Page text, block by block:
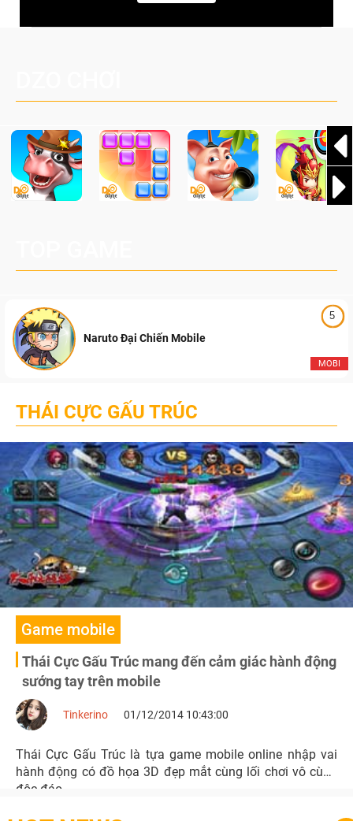
5
MOBI
Naruto Đại Chiến Mobile
THÁI CỰC GẤU TRÚC
Game mobile
Thái Cực Gấu Trúc mang đến cảm giác hành động
sướng tay trên mobile
Tinkerino 01/12/2014 10:43:00
Thái Cực Gấu Trúc là tựa game mobile online nhập vai
hành động có đồ họa 3D đẹp mắt cùng lối chơi vô cùng
độc đáo.